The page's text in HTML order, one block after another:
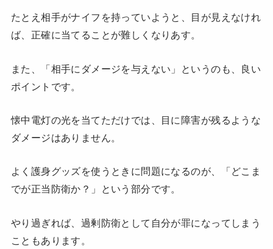
たとえ相手がナイフを持っていようと、目が見えなけれ
ば、正確に当てることが難しくなりあす。
また、「相手にダメージを与えない」というのも、良い
ポイントです。
懐中電灯の光を当てただけでは、目に障害が残るような
ダメージはありません。
よく護身グッズを使うときに問題になるのが、「どこま
でが正当防衛か？」という部分です。
やり過ぎれば、過剰防衛として自分が罪になってしまう
こともあります。